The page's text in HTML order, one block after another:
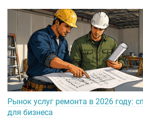
Рынок услуг ремонта в 2026 году:
для бизнеса